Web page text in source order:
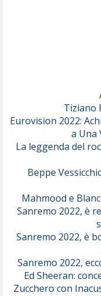
Tiziano
Eurovision 2022:
a Una
La leggenda del
Beppe
Mahmood e
Sanremo 2022, è
Sanremo 2022, è
Sanremo 2022,
Ed Sheeran:
Zucchero con